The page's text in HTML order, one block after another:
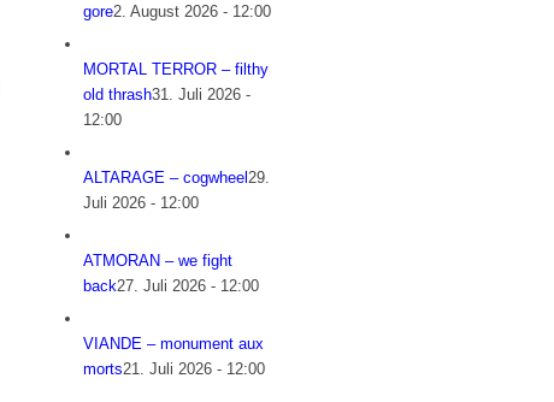
gore2. August 2026 - 12:00
MORTAL TERROR – filthy
old thrash31. Juli 2026 -
12:00
ALTARAGE – cogwheel29.
Juli 2026 - 12:00
ATMORAN – we fight
back27. Juli 2026 - 12:00
VIANDE – monument aux
morts21. Juli 2026 - 12:00